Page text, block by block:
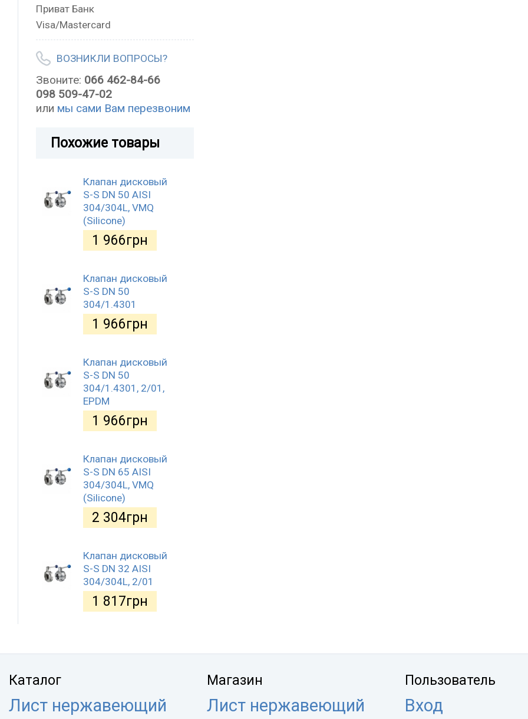
Приват Банк
Visa/Mastercard
ВОЗНИКЛИ ВОПРОСЫ?
Звоните: 066 462-84-66
098 509-47-02
или мы сами Вам перезвоним
Похожие товары
Клапан дисковый
S-S DN 50 AISI
304/304L, VMQ
(Silicone)
1 966грн
Клапан дисковый
S-S DN 50
304/1.4301
1 966грн
Клапан дисковый
S-S DN 50
304/1.4301, 2/01,
EPDM
1 966грн
Клапан дисковый
S-S DN 65 AISI
304/304L, VMQ
(Silicone)
2 304грн
Клапан дисковый
S-S DN 32 AISI
304/304L, 2/01
1 817грн
Каталог
Лист нержавеющий
Магазин
Лист нержавеющий
Пользователь
Вход